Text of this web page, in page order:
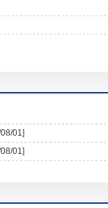
01]
01]